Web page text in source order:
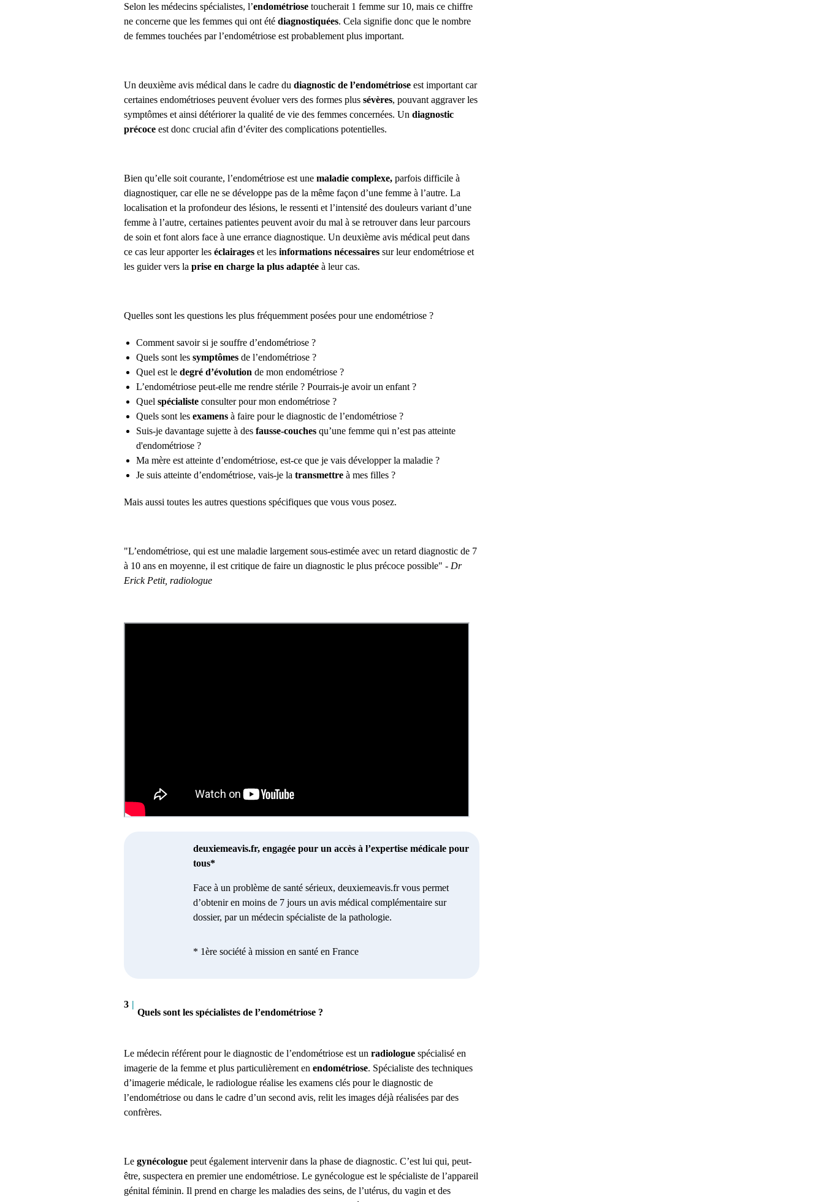
Selon les médecins spécialistes, l’endométriose toucherait 1 femme sur 10, mais ce chiffre
ne concerne que les femmes qui ont été diagnostiquées. Cela signifie donc que le nombre
de femmes touchées par l’endométriose est probablement plus important.
Un deuxième avis médical dans le cadre du diagnostic de l’endométriose est important car
certaines endométrioses peuvent évoluer vers des formes plus sévères, pouvant aggraver les
symptômes et ainsi détériorer la qualité de vie des femmes concernées. Un diagnostic
précoce est donc crucial afin d’éviter des complications potentielles.
Bien qu’elle soit courante, l’endométriose est une maladie complexe, parfois difficile à
diagnostiquer, car elle ne se développe pas de la même façon d’une femme à l’autre. La
localisation et la profondeur des lésions, le ressenti et l’intensité des douleurs variant d’une
femme à l’autre, certaines patientes peuvent avoir du mal à se retrouver dans leur parcours
de soin et font alors face à une errance diagnostique. Un deuxième avis médical peut dans
ce cas leur apporter les éclairages et les informations nécessaires sur leur endométriose et
les guider vers la prise en charge la plus adaptée à leur cas.
Quelles sont les questions les plus fréquemment posées pour une endométriose ?
Comment savoir si je souffre d’endométriose ?
Quels sont les symptômes de l’endométriose ?
Quel est le degré d’évolution de mon endométriose ?
L’endométriose peut-elle me rendre stérile ? Pourrais-je avoir un enfant ?
Quel spécialiste consulter pour mon endométriose ?
Quels sont les examens à faire pour le diagnostic de l’endométriose ?
Suis-je davantage sujette à des fausse-couches qu’une femme qui n’est pas atteinte
d'endométriose ?
Ma mère est atteinte d’endométriose, est-ce que je vais développer la maladie ?
Je suis atteinte d’endométriose, vais-je la transmettre à mes filles ?
Mais aussi toutes les autres questions spécifiques que vous vous posez.
"L’endométriose, qui est une maladie largement sous-estimée avec un retard diagnostic de 7
à 10 ans en moyenne, il est critique de faire un diagnostic le plus précoce possible" - Dr
Erick Petit, radiologue
deuxiemeavis.fr, engagée pour un accès à l’expertise médicale pour
tous*
Face à un problème de santé sérieux, deuxiemeavis.fr vous permet
d’obtenir en moins de 7 jours un avis médical complémentaire sur
dossier, par un médecin spécialiste de la pathologie.
* 1ère société à mission en santé en France
3 |
Quels sont les spécialistes de l’endométriose ?
Le médecin référent pour le diagnostic de l’endométriose est un radiologue spécialisé en
imagerie de la femme et plus particulièrement en endométriose. Spécialiste des techniques
d’imagerie médicale, le radiologue réalise les examens clés pour le diagnostic de
l’endométriose ou dans le cadre d’un second avis, relit les images déjà réalisées par des
confrères.
Le gynécologue peut également intervenir dans la phase de diagnostic. C’est lui qui, peut-
être, suspectera en premier une endométriose. Le gynécologue est le spécialiste de l’appareil
génital féminin. Il prend en charge les maladies des seins, de l’utérus, du vagin et des